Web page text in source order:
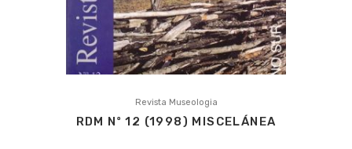
Revista Museologia
RDM Nº 12 (1998) MISCELÁNEA